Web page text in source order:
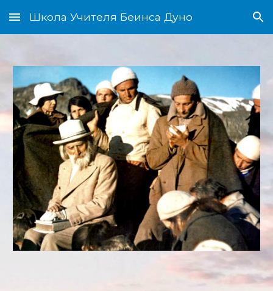
Skip to main content Skip to navigation
Школа Учителя Беинса Дуно